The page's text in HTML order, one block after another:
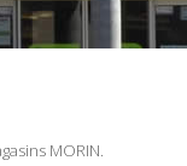
MORIN.